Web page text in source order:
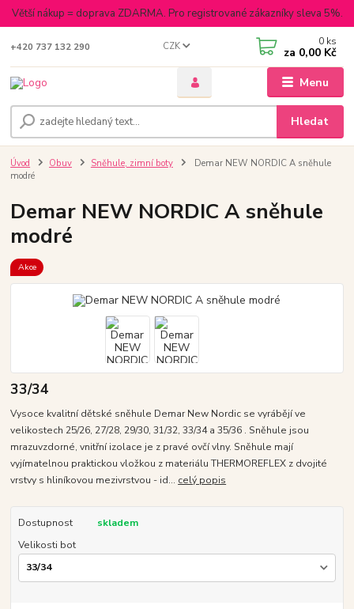
Větší nákup = doprava ZDARMA. Pro registrované zákazníky sleva 5%.
Menu
CZK
Hledat
+420 737 132 290 0 ks
za 0,00 Kč
Úvod Obuv Sněhule, zimní boty
Demar NEW NORDIC A sněhule
modré
Demar NEW NORDIC A sněhule
modré
Akce
33/34
Vysoce kvalitní dětské sněhule Demar New Nordic se vyrábějí ve
velikostech 25/26, 27/28, 29/30, 31/32, 33/34 a 35/36 . Sněhule jsou
mrazuvzdorné, vnitřní izolace je z pravé ovčí vlny. Sněhule mají
vyjímatelnou praktickou vložkou z materiálu THERMOREFLEX z dvojité
vrstvy s hliníkovou mezivrstvou - id... celý popis
Dostupnost
skladem
Velikosti bot